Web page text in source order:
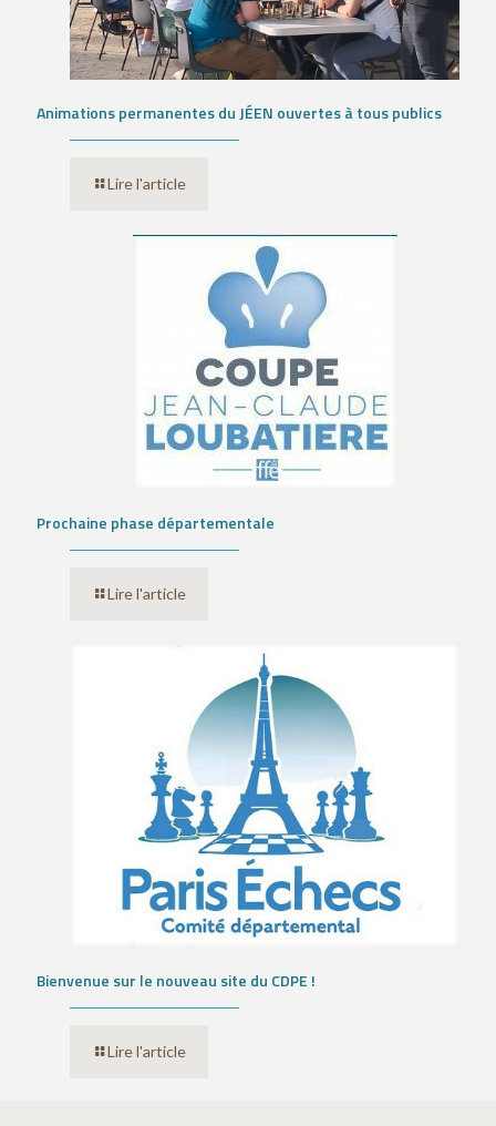
Animations permanentes du JÉEN ouvertes à tous publics
Lire l'article
Prochaine phase départementale
Lire l'article
Bienvenue sur le nouveau site du CDPE !
Lire l'article